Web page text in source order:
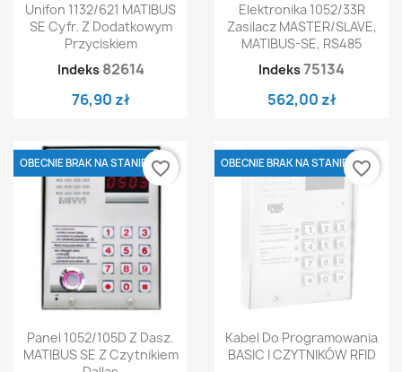
Unifon 1132/621 MATIBUS
SE Cyfr. Z Dodatkowym
Przyciskiem
Indeks 82614
76,90 zł
Elektronika 1052/33R
Zasilacz MASTER/SLAVE,
MATIBUS-SE, RS485
Indeks75134
562,00 zł
Panel 1052/105D Z Dasz.
MATIBUS SE Z Czytnikiem
OBECNIE BRAK NA STANIE favorite_border
Kabel Do Programowania
BASIC I CZYTNIKÓW RFID
OBECNIE BRAK NA STANIE favorite_border